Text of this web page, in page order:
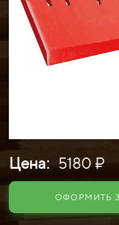
Цена: 5180 ₽
ОФОРМИТЬ